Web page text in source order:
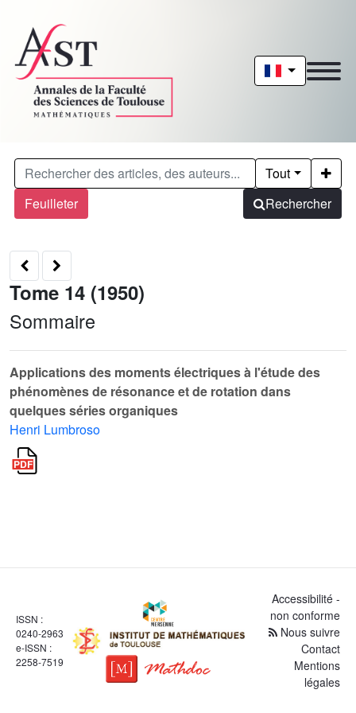
Feuilleter
Tout
Rechercher
Tome 14 (1950)
Sommaire
Applications des moments électriques à l'étude des
phénomènes de résonance et de rotation dans
quelques séries organiques
Henri Lumbroso
ISSN :
0240-2963
e-ISSN :
2258-7519
Accessibilité -
non conforme
Nous suivre
Contact
Mentions
légales